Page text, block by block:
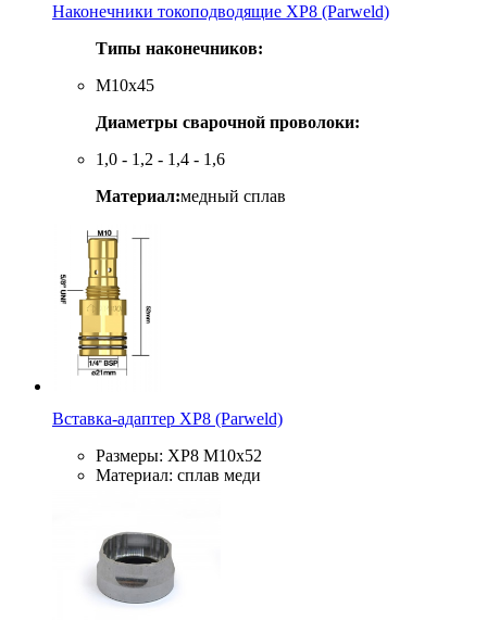
Наконечники токоподводящие XP8 (Parweld)
Типы наконечников:
M10x45
Диаметры сварочной проволоки:
1,0 - 1,2 - 1,4 - 1,6
Материал:медный сплав
Вставка-адаптер XP8 (Parweld)
Размеры: XP8 M10x52
Материал: сплав меди